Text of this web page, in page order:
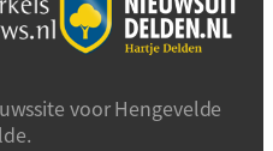
voor Hengevelde